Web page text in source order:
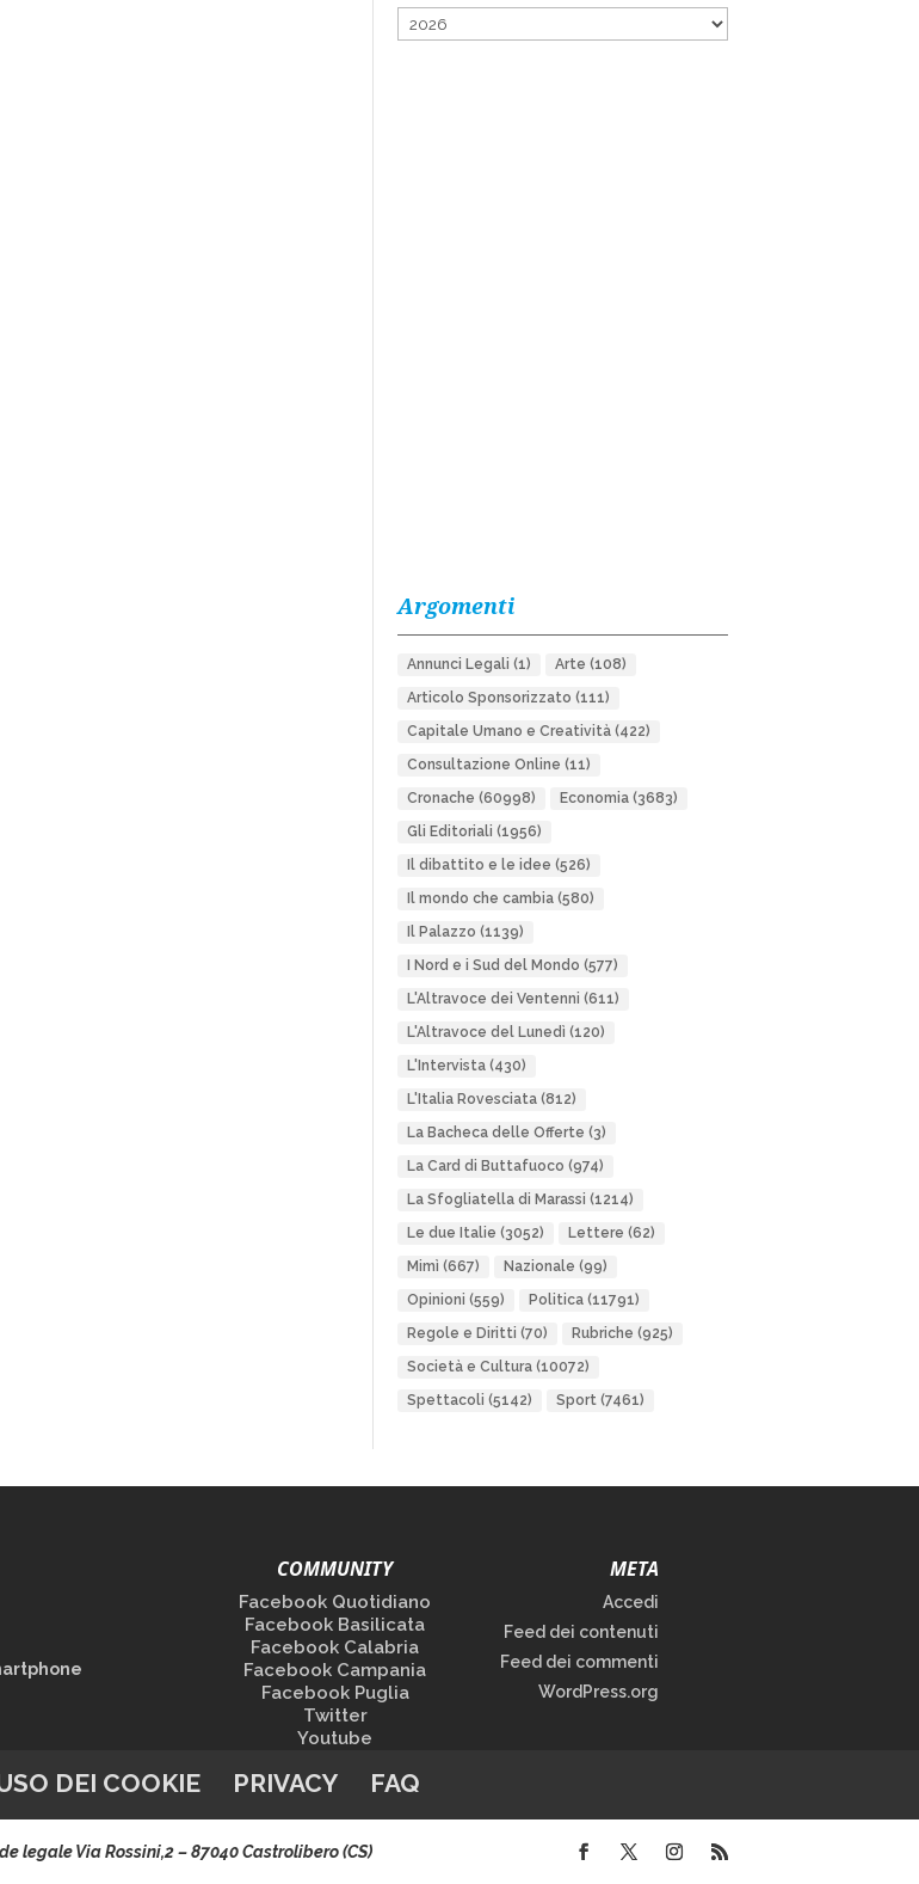
Argomenti
Annunci Legali (1) Arte (108)
Articolo Sponsorizzato (111)
Capitale Umano e Creatività(422)
Consultazione Online (11)
Cronache (60998) Economia(3683)
Gli Editoriali (1956)
Il dibattito e le idee (526)
Il mondo che cambia(580)
Il Palazzo (1139)
I Nord e i Sud del Mondo (577)
L'Altravoce dei Ventenni (611)
L'Altravoce del Lunedì (120)
L'Intervista(430)
L'Italia Rovesciata(812)
La Bacheca delle Offerte (3)
La Card di Buttafuoco (974)
La Sfogliatella di Marassi (1214)
Le due Italie (3052) Lettere (62)
Mimì (667) Nazionale (99)
Opinioni (559) Politica(11791)
Regole e Diritti (70) Rubriche (925)
Società e Cultura(10072)
Spettacoli (5142) Sport(7461)
COMMUNITY
Facebook Quotidiano
Facebook Basilicata
Facebook Calabria
Facebook Campania
Facebook Puglia
Twitter
Youtube
META
Accedi
Feed dei contenuti
Feed dei commenti
WordPress.org
DEI COOKIE PRIVACY FAQ
legale Via Rossini,2 – 87040 Castrolibero (CS)